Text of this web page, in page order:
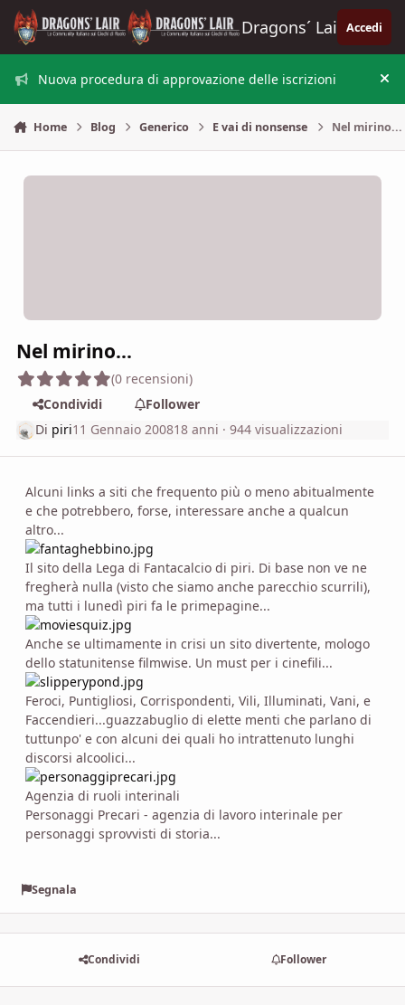
Vai al contenuto
Dragons´ Lair Accedi
Nuova procedura di approvazione delle iscrizioni
Home Blog Generico E vai di nonsense Nel mirino...
Nel mirino...
(0 recensioni)
Condividi
Follower
Di piri11 Gennaio 200818 anni · 944 visualizzazioni
Alcuni links a siti che frequento più o meno abitualmente
e che potrebbero, forse, interessare anche a qualcun
altro...
Il sito della Lega di Fantacalcio di piri. Di base non ve ne
fregherà nulla (visto che siamo anche parecchio scurrili),
ma tutti i lunedì piri fa le primepagine...
Anche se ultimamente in crisi un sito divertente, mologo
dello statunitense filmwise. Un must per i cinefili...
Feroci, Puntigliosi, Corrispondenti, Vili, Illuminati, Vani, e
Faccendieri...guazzabuglio di elette menti che parlano di
tuttunpo' e con alcuni dei quali ho intrattenuto lunghi
discorsi alcoolici...
Agenzia di ruoli interinali
Personaggi Precari - agenzia di lavoro interinale per
personaggi sprovvisti di storia...
Segnala
Condividi Follower